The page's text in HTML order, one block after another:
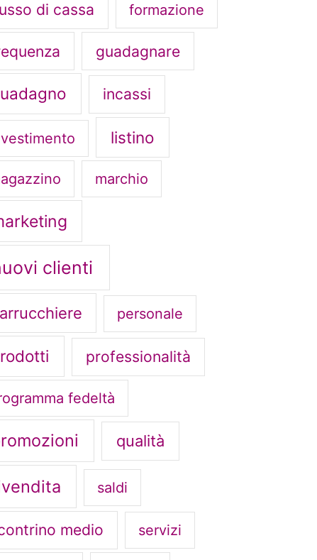
di cassa formazione
guadagnare
incassi
listino
marchio
clienti
personale
professionalità
fedeltà
qualità
saldi
medio servizi